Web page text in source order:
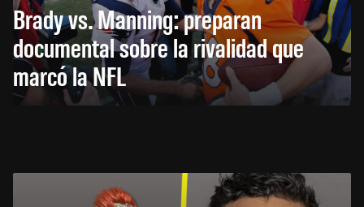
Brady vs. Manning: preparan
documental sobre la rivalidad que
marcó la NFL